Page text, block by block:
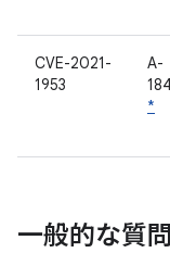
CVE-2021-
1953
A-
*
一般的な質